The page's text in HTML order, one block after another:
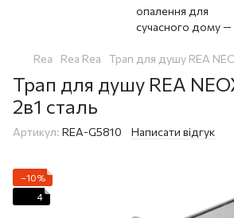
Rea Rea Rea Трап для душу REA
Трап для душу REA
2в1 сталь
Артикул: REA-G5810 Написати відгук
−10%
4